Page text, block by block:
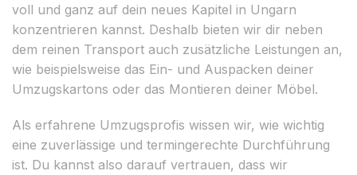
voll und ganz auf dein neues Kapitel in Ungarn
konzentrieren kannst. Deshalb bieten wir dir neben
dem reinen Transport auch zusätzliche Leistungen an,
wie beispielsweise das Ein- und Auspacken deiner
Umzugskartons oder das Montieren deiner Möbel.
Als erfahrene Umzugsprofis wissen wir, wie wichtig
eine zuverlässige und termingerechte Durchführung
ist. Du kannst also darauf vertrauen, dass wir